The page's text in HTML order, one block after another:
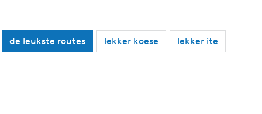
de leukste routes lekker koese lekker ite